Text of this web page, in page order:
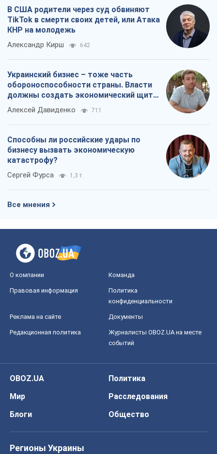
В США родители через суд обвиняют
TikTok в смерти своих детей, или Атака
КНР на молодежь
Александр Кирш 642
Украинский бизнес – тоже часть
обороноспособности страны. Власти
должны создать экономический щит
для компаний
Алексей Давиденко 711
Способны ли российские удары по
бизнесу вызвать экономическую
катастрофу?
Сергей Фурса 1,3 т.
Все мнения
О компании Команда
Правовая информация
Политика
конфиденциальности
Реклама на сайте Документы
Редакционная политика
Журналисты OBOZ.UA на месте
событий
OBOZ.UA
Политика
Мир
Расследования
Блоги
Общество
Регионы Украины